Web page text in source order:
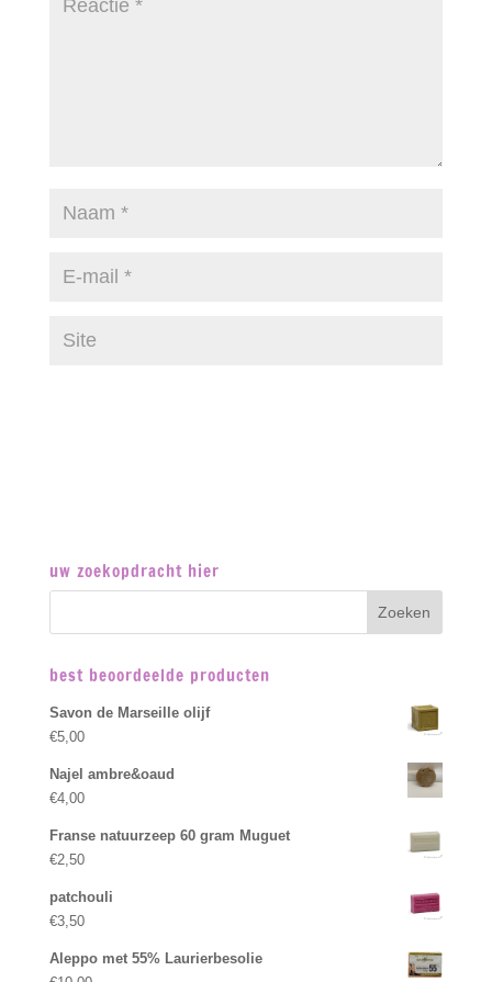
uw zoekopdracht hier
best beoordeelde producten
Savon de Marseille olijf
€5,00
Najel ambre&oaud
€4,00
Franse natuurzeep 60 gram Muguet
€2,50
patchouli
€3,50
Aleppo met 55% Laurierbesolie